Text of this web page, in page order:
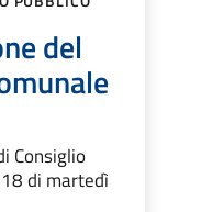
del
Consiglio
di martedì